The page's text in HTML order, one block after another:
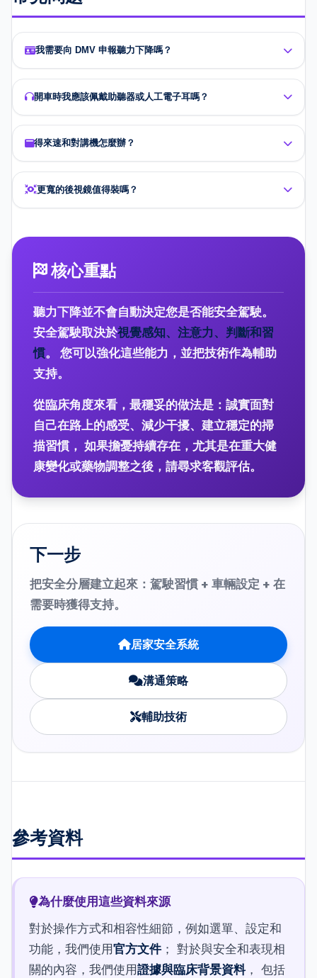
我需要向 DMV 申報聽力下降嗎？
開車時我應該佩戴助聽器或人工電子耳嗎？
得來速和對講機怎麼辦？
更寬的後視鏡值得裝嗎？
核心重點
聽力下降並不會自動決定您是否能安全駕駛。
安全駕駛取決於視覺感知、注意力、判斷和習
慣。 您可以強化這些能力，並把技術作為輔助
支持。
從臨床角度來看，最穩妥的做法是：誠實面對
自己在路上的感受、減少干擾、建立穩定的掃
描習慣， 如果擔憂持續存在，尤其是在重大健
康變化或藥物調整之後，請尋求客觀評估。
下一步
把安全分層建立起來：駕駛習慣 + 車輛設定 + 在
需要時獲得支持。
居家安全系統
溝通策略
輔助技術
參考資料
為什麼使用這些資料來源
對於操作方式和相容性細節，例如選單、設定和
功能，我們使用官方文件 ； 對於與安全和表現相
關的內容，我們使用證據與臨床背景資料， 包括